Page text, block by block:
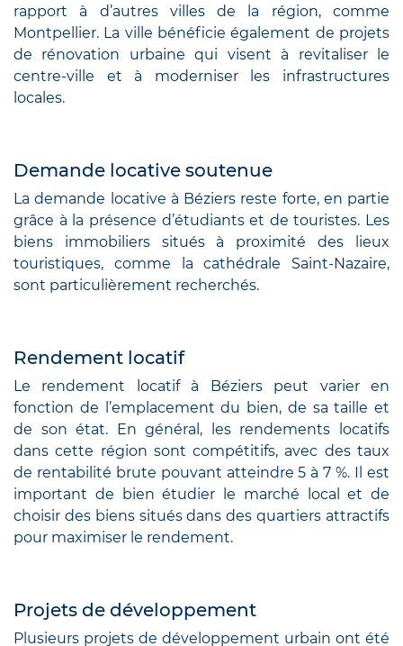
rapport à d’autres villes de la région, comme
Montpellier. La ville bénéficie également de projets
de rénovation urbaine qui visent à revitaliser le
centre-ville et à moderniser les infrastructures
locales.
Demande locative soutenue
La demande locative à Béziers reste forte, en partie
grâce à la présence d’étudiants et de touristes. Les
biens immobiliers situés à proximité des lieux
touristiques, comme la cathédrale Saint-Nazaire,
sont particulièrement recherchés.
Rendement locatif
Le rendement locatif à Béziers peut varier en
fonction de l’emplacement du bien, de sa taille et
de son état. En général, les rendements locatifs
dans cette région sont compétitifs, avec des taux
de rentabilité brute pouvant atteindre 5 à 7 %. Il est
important de bien étudier le marché local et de
choisir des biens situés dans des quartiers attractifs
pour maximiser le rendement.
Projets de développement
Plusieurs projets de développement urbain ont été